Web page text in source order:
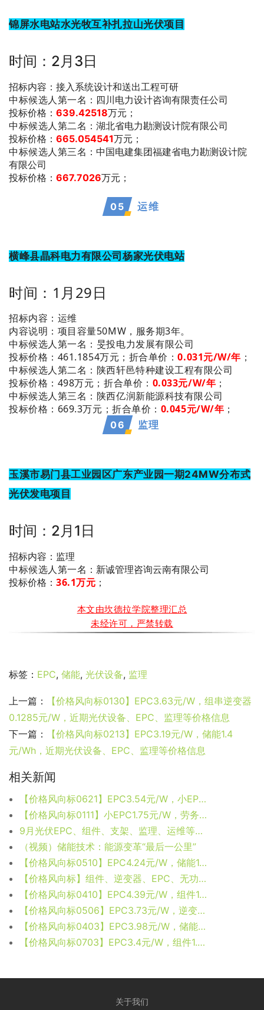
锦屏水电站水光牧互补扎拉山光伏项目
时间：2月3日
招标内容：接入系统设计和送出工程可研
中标候选人第一名 ：四川电力设计咨询有限责任公司
投标价格： 639.42518万元；
中标候选人第二名 ：湖北省电力勘测设计院有限公司
投标价格： 665.054541万元；
中标候选人第三名 ：中国电建集团福建省电力勘测设计院
有限公司
投标价格： 667.7026万元；
05 运维
横峰县晶科电力有限公司杨家光伏电站
时间：1月29日
招标内容：运维
内容说明：项目容量50MW，服务期3年。
中标候选人第一名 ：旻投电力发展有限公司
投标价格：461.1854万元；折合单价：0.031元/W/年 ；
中标候选人第二名 ：陕西轩邑特种建设工程有限公司
投标价格：498万元； 折合单价： 0.033元/W/年 ；
中标候选人第三名 ：陕西亿润新能源科技有限公司
投标价格：669.3万元；折合单价： 0.045元/W/年 ；
06 监理
玉溪市易门县工业园区广东产业园一期24MW分布式
光伏发电项目
时间：2月1日
招标内容：监理
中标候选人第一名 ：新诚管理咨询云南有限公司
投标价格： 36.1万元 ；
本文由坎德拉学院整理汇总
未经许可，严禁转载
标签： EPC, 储能, 光伏设备, 监理
上一篇：
【价格风向标0130】EPC3.63元/W，组串逆变器
0.1285元/W，近期光伏设备、EPC、监理等价格信息
下一篇：
【价格风向标0213】EPC3.19元/W，储能1.4
元/Wh，近期光伏设备、EPC、监理等价格信息
相关新闻
【价格风向标0621】EPC3.54元/W，小EPC1.39元/W，近期光伏设备、运维、EPC等价格信息
【价格风向标0111】小EPC1.75元/W，劳务派遣9.42万元/人/年，近期光伏设备、运维、EPC等价格信息
9月光伏EPC、组件、支架、监理、运维等价格汇总
（视频）储能技术：能源变革“最后一公里”
【价格风向标0510】EPC4.24元/W，储能1.556元/Wh，近期光伏设备、监理、EPC等价格信息
【价格风向标】组件、逆变器、EPC、无功补偿等价格信息
【价格风向标0410】EPC4.39元/W，组件1.7元/W，近期光伏设备、EPC、监理等价格信息
【价格风向标0506】EPC3.73元/W，逆变器0.14元/W，近期光伏设备、运维、EPC等价格信息
【价格风向标0403】EPC3.98元/W，储能系统1.3元/Wh，近期光伏设备、EPC、监理等价格信息
【价格风向标0703】EPC3.4元/W，组件1.43元/W，近期光伏设备、EPC、监理等价格信息
关于我们